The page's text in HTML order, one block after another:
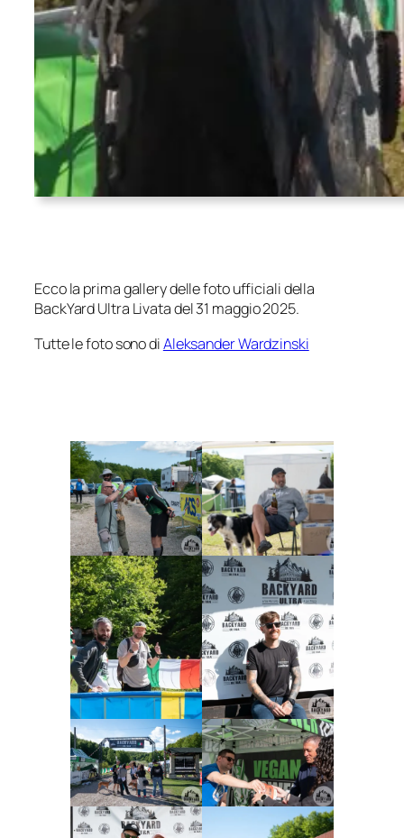
Ecco la prima gallery delle foto ufficiali della
BackYard Ultra Livata del 31 maggio 2025.
Tutte le foto sono diAleksander Wardzinski